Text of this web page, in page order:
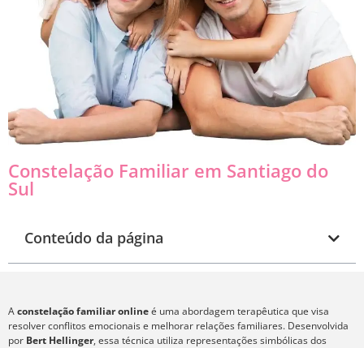
Constelação Familiar em Santiago do
Sul
Conteúdo da página
Aconstelação familiar onlineé uma abordagem terapêutica que visa
resolver conflitos emocionais e melhorar relações familiares. Desenvolvida
por Bert Hellinger, essa técnica utiliza representações simbólicas dos